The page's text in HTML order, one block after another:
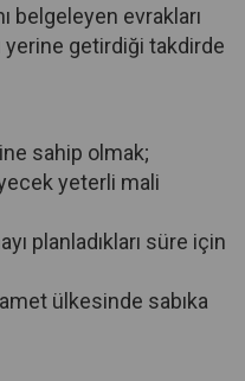
belgeleyen evrakları
yerine getirdiği takdirde
sahip olmak;
yeterli mali
planladıkları süre için
ülkesinde sabıka